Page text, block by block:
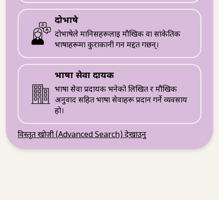
दोभाषे
दोभाषेले मानिसहरूलाई मौखिक वा सांकेतिक
भाषाहरूमा कुराकानी गर्न मद्दत गर्छन्।
भाषा सेवा प्रदायक
भाषा सेवा प्रदायक भनेको लिखित र मौखिक
अनुवाद सहित भाषा सेवाहरू प्रदान गर्ने व्यवसाय
हो।
विस्तृत खोजी (Advanced Search) देखाउनु